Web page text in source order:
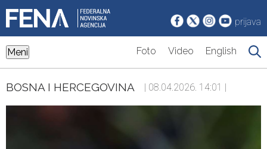
prijava
Meni Foto Video English
BOSNA I HERCEGOVINA | 08.04.2026. 14:01 |